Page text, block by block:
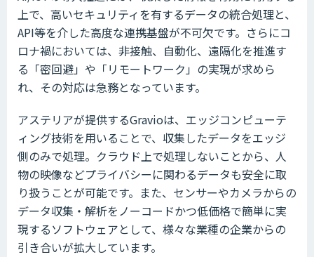
上で、高いセキュリティを有するデータの統合処理と、
API等を介した高度な連携基盤が不可欠です。さらにコ
ロナ禍においては、非接触、自動化、遠隔化を推進す
る「密回避」や「リモートワーク」の実現が求めら
れ、その対応は急務となっています。
アステリアが提供するGravioは、エッジコンピューテ
ィング技術を用いることで、収集したデータをエッジ
側のみで処理。クラウド上で処理しないことから、人
物の映像などプライバシーに関わるデータも安全に取
り扱うことが可能です。また、センサーやカメラからの
データ収集・解析をノーコードかつ低価格で簡単に実
現するソフトウェアとして、様々な業種の企業からの
引き合いが拡大しています。